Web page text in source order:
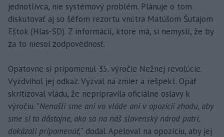
jednotlivca, nie systémový problém. Plánuje o tom
diskutovať aj so šéfom rezortu vnútra Matúšom Šutajom
Eštok (Hlas-SD). Z informácií, ktoré má, si nemyslí, že by
za to niesol zodpovednosť.
Opätovne si pripomenul 35. výročie Nežnej revolúcie.
Vyzdvihol jej odkaz. Vyzval na zmier a rešpekt. Opäť
skritizoval vládu, že nepripravila oficiálne oslavy k
výročiu. "Nenašli sme ani vo vláde ani v opozícii zhodu, aby
sme si to dôstojne, ako sa na náš slovenský národ patrí,
dokázali pripomenúť," dodal. Apeloval na opozíciu, aby jej